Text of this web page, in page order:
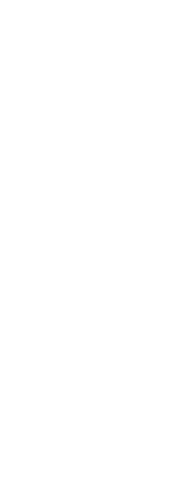
4.4.0 veraltet!
functions.php